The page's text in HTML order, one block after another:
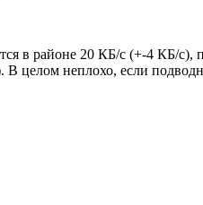
в районе 20 КБ/с (+-4 КБ/c),
целом неплохо, если